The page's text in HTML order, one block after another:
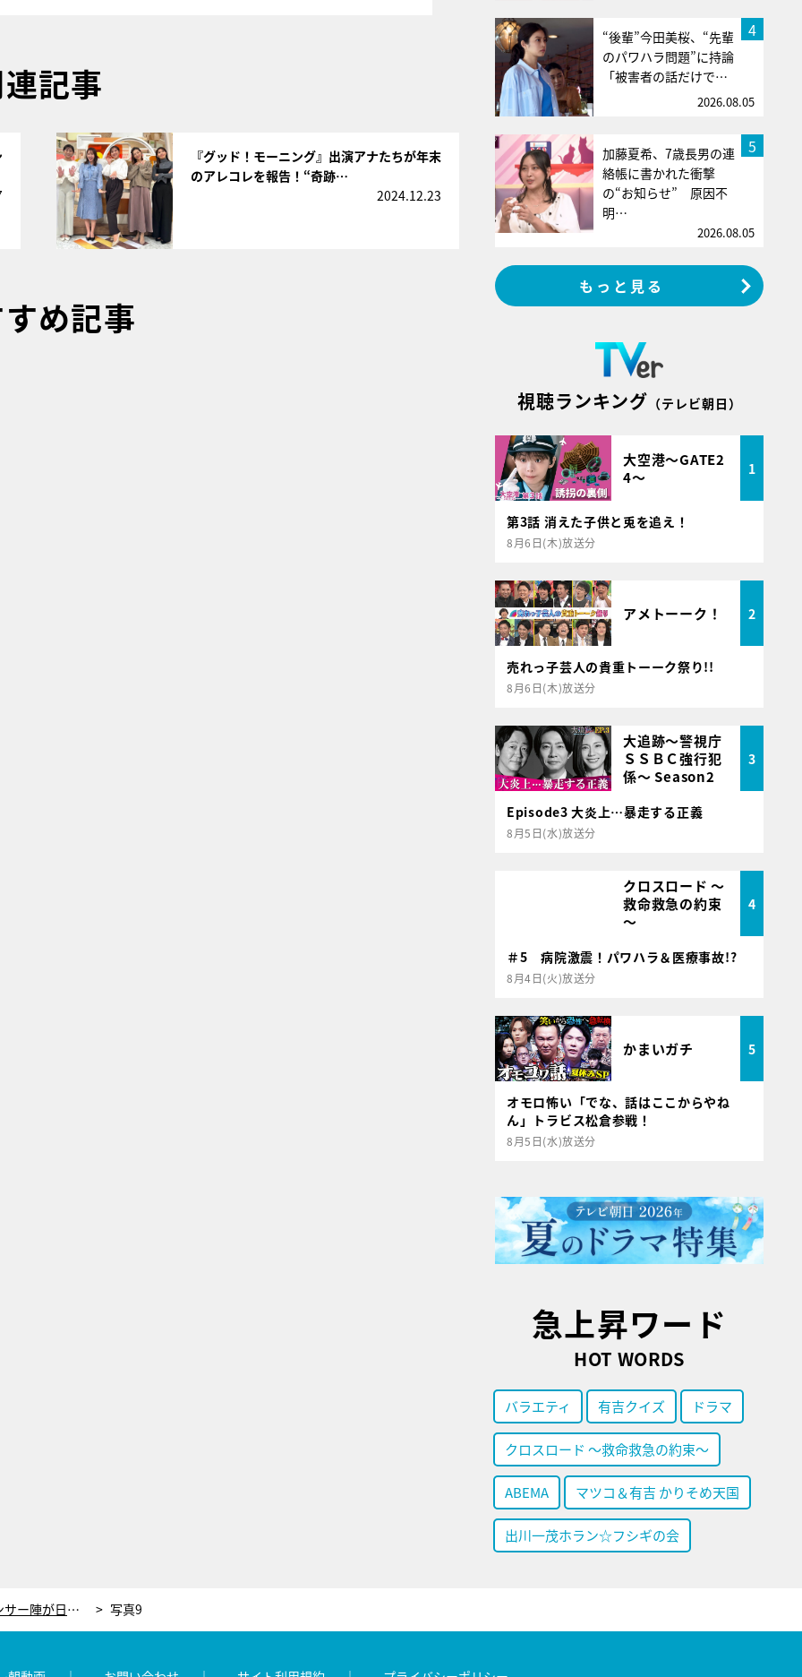
記事
『グッド！モーニング』出演アナたちが年末
のアレコレを報告！“奇跡…
2024.12.23
め記事
4
“後輩”今田美桜、“先輩
のパワハラ問題”に持論
「被害者の話だけで…
2026.08.05
5
加藤夏希、7歳長男の連
絡帳に書かれた衝撃
の“お知らせ” 原因不
明…
2026.08.05
もっと見る
視聴ランキング （テレビ朝日）
大空港～GATE2
4～
1
第3話 消えた子供と兎を追え！
8月6日(木)放送分
アメトーーク！ 2
売れっ子芸人の貴重トーーク祭り!!
8月6日(木)放送分
大追跡～警視庁
ＳＳＢＣ強行犯
係～ Season2
3
Episode3 大炎上…暴走する正義
8月5日(水)放送分
クロスロード ～
救命救急の約束
～
4
＃5 病院激震！パワハラ＆医療事故!?
8月4日(火)放送分
かまいガチ 5
オモロ怖い「でな、話はここからやね
ん」トラビス松倉参戦！
8月5日(水)放送分
急上昇ワード
HOT WORDS
バラエティ 有吉クイズ ドラマ
クロスロード ～救命救急の約束～
ABEMA マツコ＆有吉 かりそめ天国
出川一茂ホラン☆フシギの会
『グッド！モーニング』アナウンサー陣が日本代表の勝利に歓喜！「今まで以上にサッカーが好きになりました」 写真9